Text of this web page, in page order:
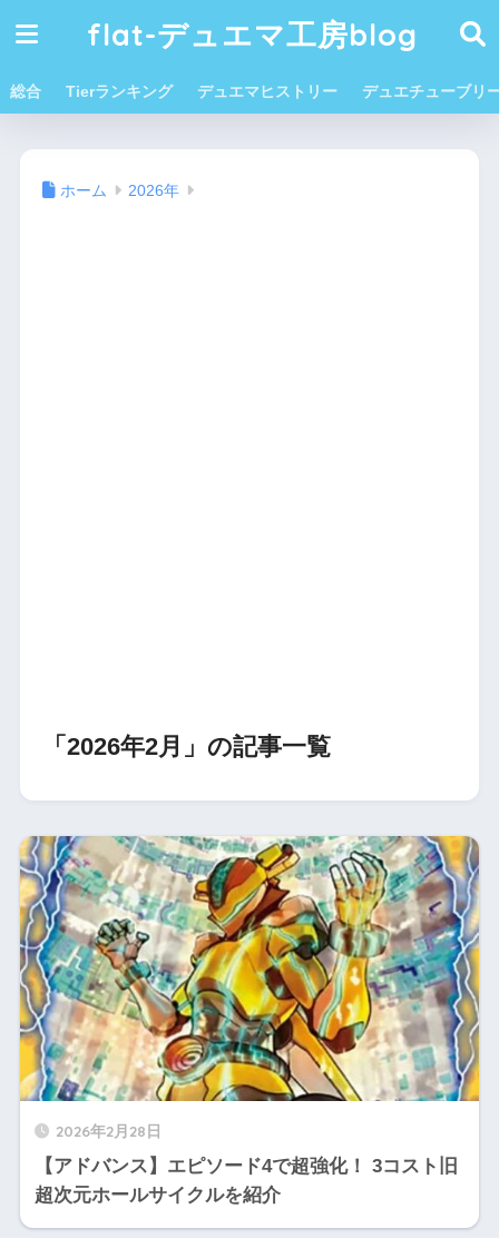
flat-デュエマ工房blog
総合 Tierランキング デュエマヒストリー デュエチューブリ
ホーム 2026年
「2026年2月」の記事一覧
2026年2月28日
【アドバンス】エピソード4で超強化！ 3コスト旧
超次元ホールサイクルを紹介